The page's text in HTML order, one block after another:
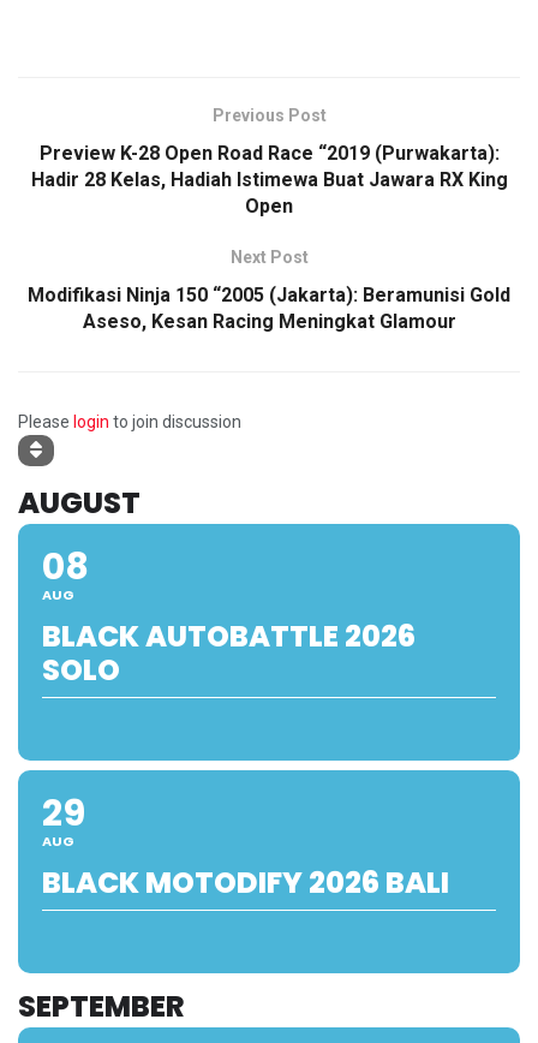
Previous Post
Preview K-28 Open Road Race “2019 (Purwakarta):
Hadir 28 Kelas, Hadiah Istimewa Buat Jawara RX King
Open
Next Post
Modifikasi Ninja 150 “2005 (Jakarta): Beramunisi Gold
Aseso, Kesan Racing Meningkat Glamour
Please login to join discussion
AUGUST
08
AUG
BLACK AUTOBATTLE 2026
SOLO
29
AUG
BLACK MOTODIFY 2026 BALI
SEPTEMBER